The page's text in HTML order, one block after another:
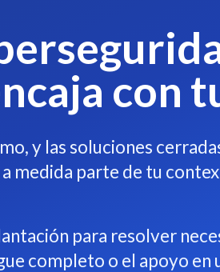
con
y las soluciones
medida parte de tu
para resolver
completo o el apoyo en